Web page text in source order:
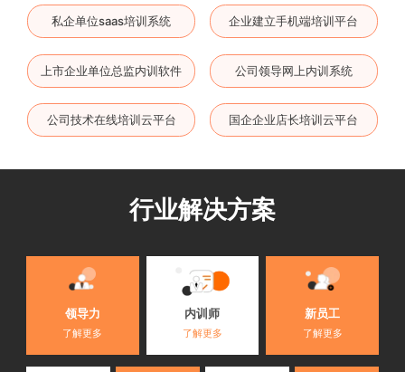
私企单位saas培训系统 企业建立手机端培训平台
上市企业单位总监内训软件 公司领导网上内训系统
公司技术在线培训云平台 国企企业店长培训云平台
行业解决方案
领导力
了解更多
内训师
了解更多
新员工
了解更多